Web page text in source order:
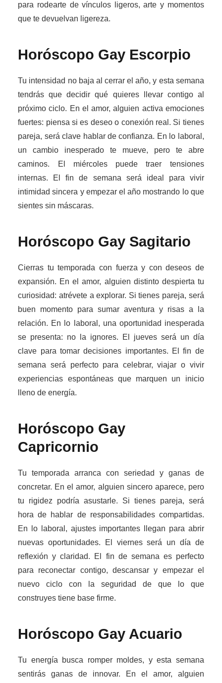
para rodearte de vínculos ligeros, arte y momentos
que te devuelvan ligereza.
Horóscopo Gay Escorpio
Tu intensidad no baja al cerrar el año, y esta semana
tendrás que decidir qué quieres llevar contigo al
próximo ciclo. En el amor, alguien activa emociones
fuertes: piensa si es deseo o conexión real. Si tienes
pareja, será clave hablar de confianza. En lo laboral,
un cambio inesperado te mueve, pero te abre
caminos. El miércoles puede traer tensiones
internas. El fin de semana será ideal para vivir
intimidad sincera y empezar el año mostrando lo que
sientes sin máscaras.
Horóscopo Gay Sagitario
Cierras tu temporada con fuerza y con deseos de
expansión. En el amor, alguien distinto despierta tu
curiosidad: atrévete a explorar. Si tienes pareja, será
buen momento para sumar aventura y risas a la
relación. En lo laboral, una oportunidad inesperada
se presenta: no la ignores. El jueves será un día
clave para tomar decisiones importantes. El fin de
semana será perfecto para celebrar, viajar o vivir
experiencias espontáneas que marquen un inicio
lleno de energía.
Horóscopo Gay
Capricornio
Tu temporada arranca con seriedad y ganas de
concretar. En el amor, alguien sincero aparece, pero
tu rigidez podría asustarle. Si tienes pareja, será
hora de hablar de responsabilidades compartidas.
En lo laboral, ajustes importantes llegan para abrir
nuevas oportunidades. El viernes será un día de
reflexión y claridad. El fin de semana es perfecto
para reconectar contigo, descansar y empezar el
nuevo ciclo con la seguridad de que lo que
construyes tiene base firme.
Horóscopo Gay Acuario
Tu energía busca romper moldes, y esta semana
sentirás ganas de innovar. En el amor, alguien